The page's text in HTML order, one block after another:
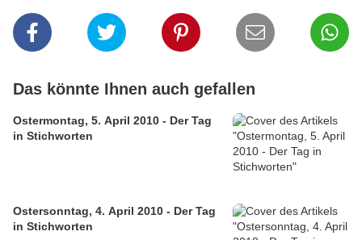
Das könnte Ihnen auch gefallen
Ostermontag, 5. April 2010 - Der Tag
in Stichworten
Ostersonntag, 4. April 2010 - Der Tag
in Stichworten